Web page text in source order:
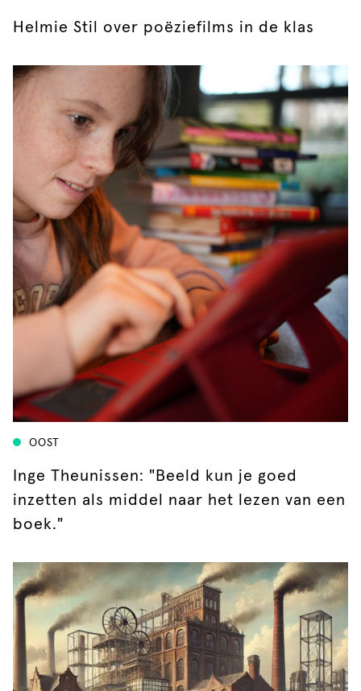
Helmie Stil over poëziefilms in de klas
OOST
Inge Theunissen: "Beeld kun je goed
inzetten als middel naar het lezen van een
boek."